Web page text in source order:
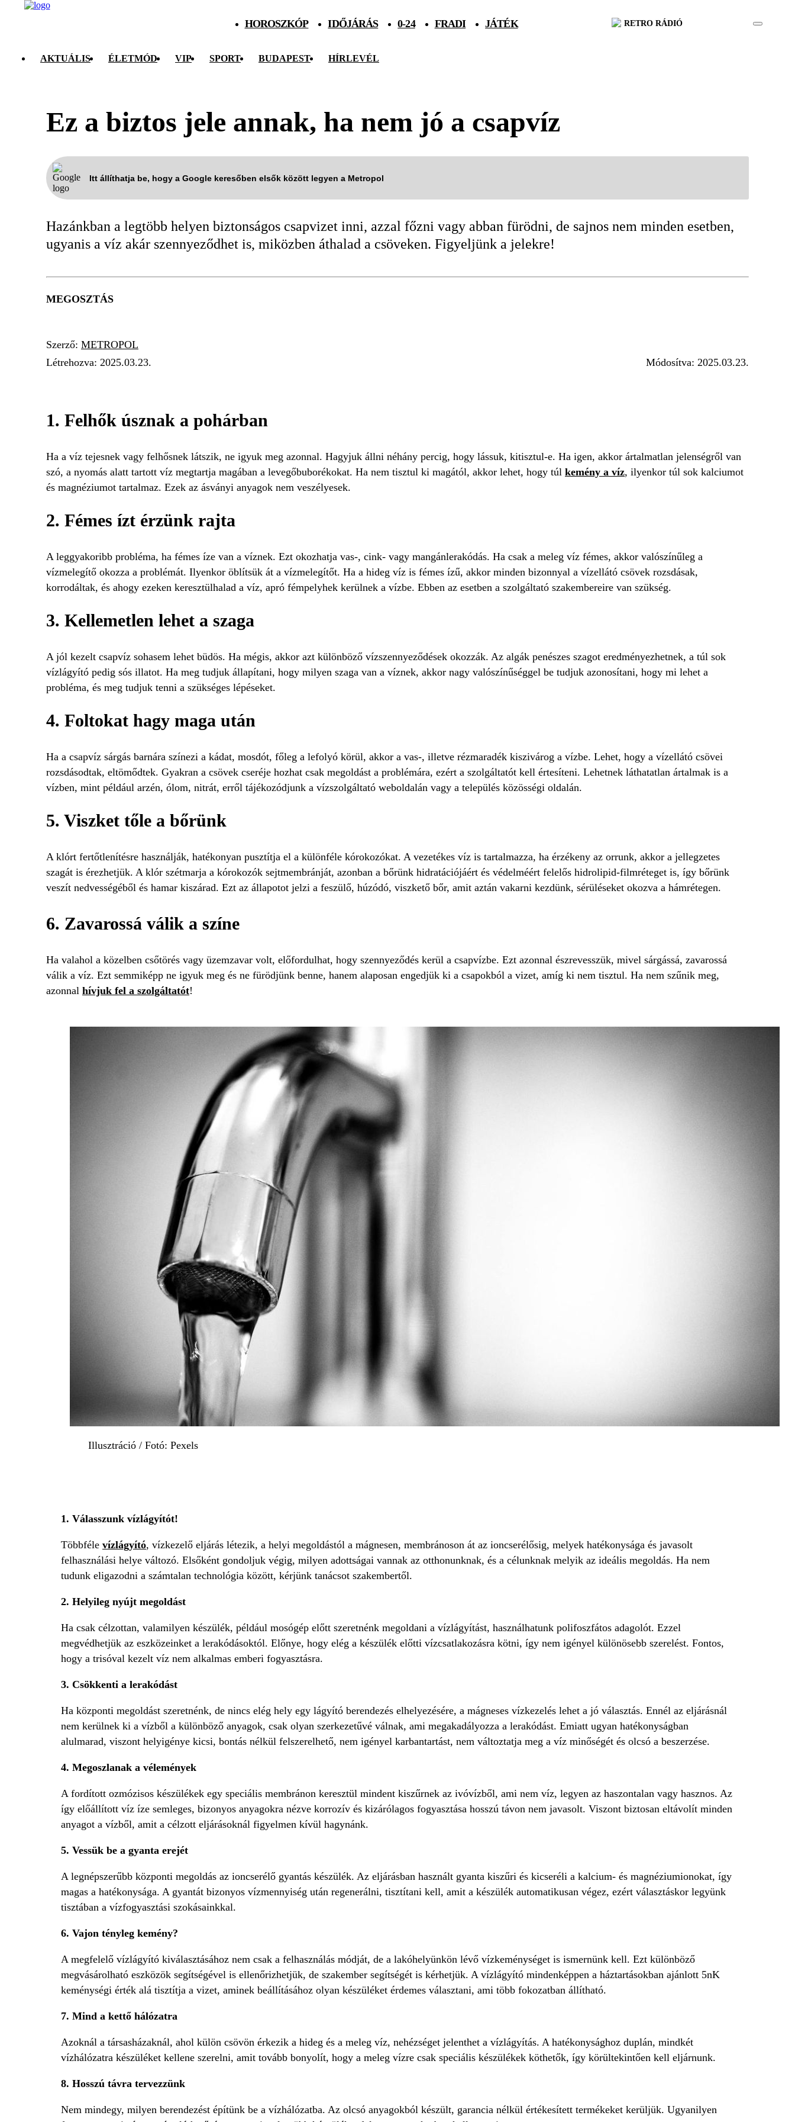
HOROSZKÓP IDŐJÁRÁS 0-24 FRADI JÁTÉK RETRO RÁDIÓ
AKTUÁLIS ÉLETMÓD VIP SPORT BUDAPEST HÍRLEVÉL
Ez a biztos jele annak, ha nem jó a csapvíz
Itt állíthatja be, hogy a Google keresőben elsők között legyen a Metropol
Hazánkban a legtöbb helyen biztonságos csapvizet inni, azzal főzni vagy abban fürödni, de sajnos nem minden esetben,
ugyanis a víz akár szennyeződhet is, miközben áthalad a csöveken. Figyeljünk a jelekre!
MEGOSZTÁS
Szerző: METROPOL
Létrehozva: 2025.03.23. Módosítva: 2025.03.23.
1. Felhők úsznak a pohárban
Ha a víz tejesnek vagy felhősnek látszik, ne igyuk meg azonnal. Hagyjuk állni néhány percig, hogy lássuk, kitisztul-e. Ha igen, akkor ártalmatlan jelenségről van
szó, a nyomás alatt tartott víz megtartja magában a levegőbuborékokat. Ha nem tisztul ki magától, akkor lehet, hogy túl kemény a víz, ilyenkor túl sok kalciumot
és magnéziumot tartalmaz. Ezek az ásványi anyagok nem veszélyesek.
2. Fémes ízt érzünk rajta
A leggyakoribb probléma, ha fémes íze van a víznek. Ezt okozhatja vas-, cink- vagy mangánlerakódás. Ha csak a meleg víz fémes, akkor valószínűleg a
vízmelegítő okozza a problémát. Ilyenkor öblítsük át a vízmelegítőt. Ha a hideg víz is fémes ízű, akkor minden bizonnyal a vízellátó csövek rozsdásak,
korrodáltak, és ahogy ezeken keresztülhalad a víz, apró fémpelyhek kerülnek a vízbe. Ebben az esetben a szolgáltató szakembereire van szükség.
3. Kellemetlen lehet a szaga
A jól kezelt csapvíz sohasem lehet büdös. Ha mégis, akkor azt különböző vízszennyeződések okozzák. Az algák penészes szagot eredményezhetnek, a túl sok
vízlágyító pedig sós illatot. Ha meg tudjuk állapítani, hogy milyen szaga van a víznek, akkor nagy valószínűséggel be tudjuk azonosítani, hogy mi lehet a
probléma, és meg tudjuk tenni a szükséges lépéseket.
4. Foltokat hagy maga után
Ha a csapvíz sárgás barnára színezi a kádat, mosdót, főleg a lefolyó körül, akkor a vas-, illetve rézmaradék kiszivárog a vízbe. Lehet, hogy a vízellátó csövei
rozsdásodtak, eltömődtek. Gyakran a csövek cseréje hozhat csak megoldást a problémára, ezért a szolgáltatót kell értesíteni. Lehetnek láthatatlan ártalmak is a
vízben, mint például arzén, ólom, nitrát, erről tájékozódjunk a vízszolgáltató weboldalán vagy a település közösségi oldalán.
5. Viszket tőle a bőrünk
A klórt fertőtlenítésre használják, hatékonyan pusztítja el a különféle kórokozókat. A vezetékes víz is tartalmazza, ha érzékeny az orrunk, akkor a jellegzetes
szagát is érezhetjük. A klór szétmarja a kórokozók sejtmembránját, azonban a bőrünk hidratációjáért és védelméért felelős hidrolipid-filmréteget is, így bőrünk
veszít nedvességéből és hamar kiszárad. Ezt az állapotot jelzi a feszülő, húzódó, viszkető bőr, amit aztán vakarni kezdünk, sérüléseket okozva a hámrétegen.
6. Zavarossá válik a színe
Ha valahol a közelben csőtörés vagy üzemzavar volt, előfordulhat, hogy szennyeződés kerül a csapvízbe. Ezt azonnal észrevesszük, mivel sárgássá, zavarossá
válik a víz. Ezt semmiképp ne igyuk meg és ne fürödjünk benne, hanem alaposan engedjük ki a csapokból a vizet, amíg ki nem tisztul. Ha nem szűnik meg,
azonnal hívjuk fel a szolgáltatót!
Illusztráció / Fotó: Pexels
1. Válasszunk vízlágyítót!
Többféle vízlágyító, vízkezelő eljárás létezik, a helyi megoldástól a mágnesen, membránoson át az ioncserélősig, melyek hatékonysága és javasolt
felhasználási helye változó. Elsőként gondoljuk végig, milyen adottságai vannak az otthonunknak, és a célunknak melyik az ideális megoldás. Ha nem
tudunk eligazodni a számtalan technológia között, kérjünk tanácsot szakembertől.
2. Helyileg nyújt megoldást
Ha csak célzottan, valamilyen készülék, például mosógép előtt szeretnénk megoldani a vízlágyítást, használhatunk polifoszfátos adagolót. Ezzel
megvédhetjük az eszközeinket a lerakódásoktól. Előnye, hogy elég a készülék előtti vízcsatlakozásra kötni, így nem igényel különösebb szerelést. Fontos,
hogy a trisóval kezelt víz nem alkalmas emberi fogyasztásra.
3. Csökkenti a lerakódást
Ha központi megoldást szeretnénk, de nincs elég hely egy lágyító berendezés elhelyezésére, a mágneses vízkezelés lehet a jó választás. Ennél az eljárásnál
nem kerülnek ki a vízből a különböző anyagok, csak olyan szerkezetűvé válnak, ami megakadályozza a lerakódást. Emiatt ugyan hatékonyságban
alulmarad, viszont helyigénye kicsi, bontás nélkül felszerelhető, nem igényel karbantartást, nem változtatja meg a víz minőségét és olcsó a beszerzése.
4. Megoszlanak a vélemények
A fordított ozmózisos készülékek egy speciális membránon keresztül mindent kiszűrnek az ivóvízből, ami nem víz, legyen az haszontalan vagy hasznos. Az
így előállított víz íze semleges, bizonyos anyagokra nézve korrozív és kizárólagos fogyasztása hosszú távon nem javasolt. Viszont biztosan eltávolít minden
anyagot a vízből, amit a célzott eljárásoknál figyelmen kívül hagynánk.
5. Vessük be a gyanta erejét
A legnépszerűbb központi megoldás az ioncserélő gyantás készülék. Az eljárásban használt gyanta kiszűri és kicseréli a kalcium- és magnéziumionokat, így
magas a hatékonysága. A gyantát bizonyos vízmennyiség után regenerálni, tisztítani kell, amit a készülék automatikusan végez, ezért választáskor legyünk
tisztában a vízfogyasztási szokásainkkal.
6. Vajon tényleg kemény?
A megfelelő vízlágyító kiválasztásához nem csak a felhasználás módját, de a lakóhelyünkön lévő vízkeménységet is ismernünk kell. Ezt különböző
megvásárolható eszközök segítségével is ellenőrizhetjük, de szakember segítségét is kérhetjük. A vízlágyító mindenképpen a háztartásokban ajánlott 5nK
keménységi érték alá tisztítja a vizet, aminek beállításához olyan készüléket érdemes választani, ami több fokozatban állítható.
7. Mind a kettő hálózatra
Azoknál a társasházaknál, ahol külön csövön érkezik a hideg és a meleg víz, nehézséget jelenthet a vízlágyítás. A hatékonysághoz duplán, mindkét
vízhálózatra készüléket kellene szerelni, amit tovább bonyolít, hogy a meleg vízre csak speciális készülékek köthetők, így körültekintően kell eljárnunk.
8. Hosszú távra tervezzünk
Nem mindegy, milyen berendezést építünk be a vízhálózatba. Az olcsó anyagokból készült, garancia nélkül értékesített termékeket kerüljük. Ugyanilyen